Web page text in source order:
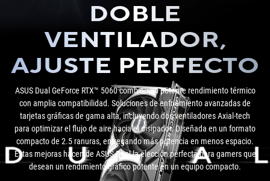
DOBLE
VENTILADOR,
AJUSTE PERFECTO
ASUS Dual GeForce RTX™ 5060 combina un potente rendimiento térmico
con amplia compatibilidad. Soluciones de enfriamiento avanzadas de
tarjetas gráficas de gama alta, incluyendo dos ventiladores Axial-tech
para optimizar el flujo de aire hacia el disipador. Diseñada en un formato
compacto de 2.5 ranuras, entregando más potencia en menos espacio.
Estas mejoras hacen de ASUS Dual la elección perfecta para gamers que
desean un rendimiento gráfico potente en un equipo compacto.